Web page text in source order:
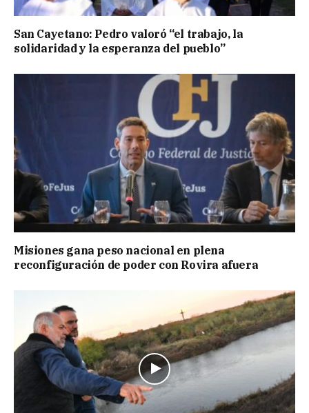
San Cayetano: Pedro valoró “el trabajo, la
solidaridad y la esperanza del pueblo”
Misiones gana peso nacional en plena
reconfiguración de poder con Rovira afuera